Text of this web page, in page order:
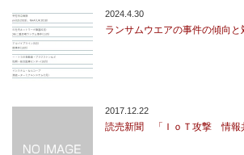
2024.4.30
ランサムウエアの事件の傾向と
2017.12.22
読売新聞 「ＩｏＴ攻撃 情報